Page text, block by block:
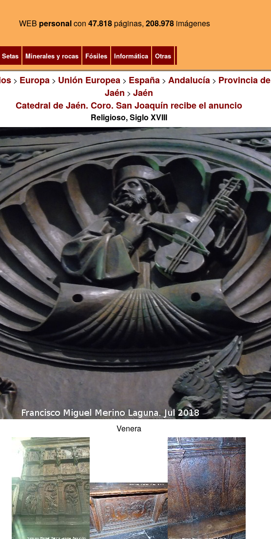
WEB personalcon 47.818páginas, 208.978 imágenes
Setas Minerales y rocas Fósiles Informática Otras
> Europa> Unión Europea> España> Andalucía> Provincia de
Jaén > Jaén
Catedral de Jaén. Coro. San Joaquín recibe el anuncio
Religioso, Siglo XVIII
Venera